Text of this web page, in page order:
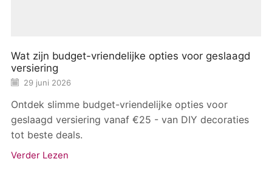
Wat zijn budget-vriendelijke opties voor geslaagd
versiering
29 juni 2026
Ontdek slimme budget-vriendelijke opties voor
geslaagd versiering vanaf €25 - van DIY decoraties
tot beste deals.
Verder Lezen